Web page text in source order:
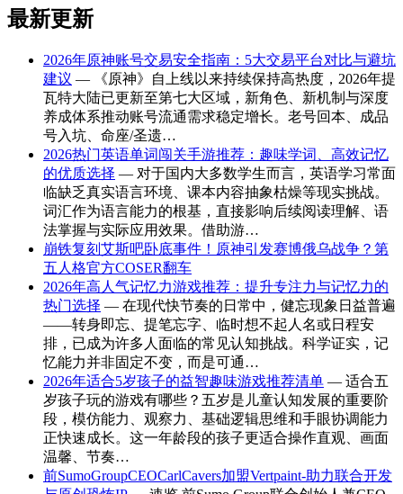
最新更新
2026年原神账号交易安全指南：5大交易平台对比与避坑
建议 — 《原神》自上线以来持续保持高热度，2026年提
瓦特大陆已更新至第七大区域，新角色、新机制与深度
养成体系推动账号流通需求稳定增长。老号回本、成品
号入坑、命座/圣遗…
2026热门英语单词闯关手游推荐：趣味学词、高效记忆
的优质选择 — 对于国内大多数学生而言，英语学习常面
临缺乏真实语言环境、课本内容抽象枯燥等现实挑战。
词汇作为语言能力的根基，直接影响后续阅读理解、语
法掌握与实际应用效果。借助游…
崩铁复刻艾斯吧卧底事件！原神引发赛博俄乌战争？第
五人格官方COSER翻车
2026年高人气记忆力游戏推荐：提升专注力与记忆力的
热门选择 — 在现代快节奏的日常中，健忘现象日益普遍
——转身即忘、提笔忘字、临时想不起人名或日程安
排，已成为许多人面临的常见认知挑战。科学证实，记
忆能力并非固定不变，而是可通…
2026年适合5岁孩子的益智趣味游戏推荐清单 — 适合五
岁孩子玩的游戏有哪些？五岁是儿童认知发展的重要阶
段，模仿能力、观察力、基础逻辑思维和手眼协调能力
正快速成长。这一年龄段的孩子更适合操作直观、画面
温馨、节奏…
前SumoGroupCEOCarlCavers加盟Vertpaint-助力联合开发